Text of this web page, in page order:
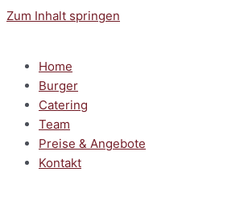
Zum Inhalt springen
Home
Burger
Catering
Team
Preise & Angebote
Kontakt